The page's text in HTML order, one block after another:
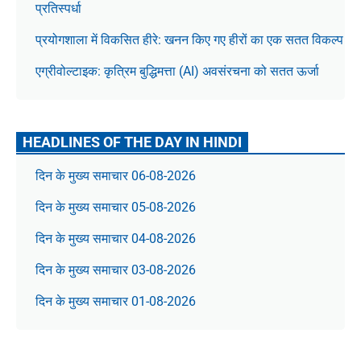
प्रतिस्पर्धा
प्रयोगशाला में विकसित हीरे: खनन किए गए हीरों का एक सतत विकल्प
एग्रीवोल्टाइक: कृत्रिम बुद्धिमत्ता (AI) अवसंरचना को सतत ऊर्जा
HEADLINES OF THE DAY IN HINDI
दिन के मुख्य समाचार 06-08-2026
दिन के मुख्य समाचार 05-08-2026
दिन के मुख्य समाचार 04-08-2026
दिन के मुख्य समाचार 03-08-2026
दिन के मुख्य समाचार 01-08-2026